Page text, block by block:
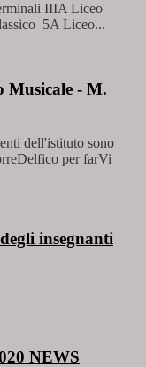
IIIA Liceo
5A Liceo...
Musicale - M.
dell'istituto sono
per farVi
insegnanti
NEWS